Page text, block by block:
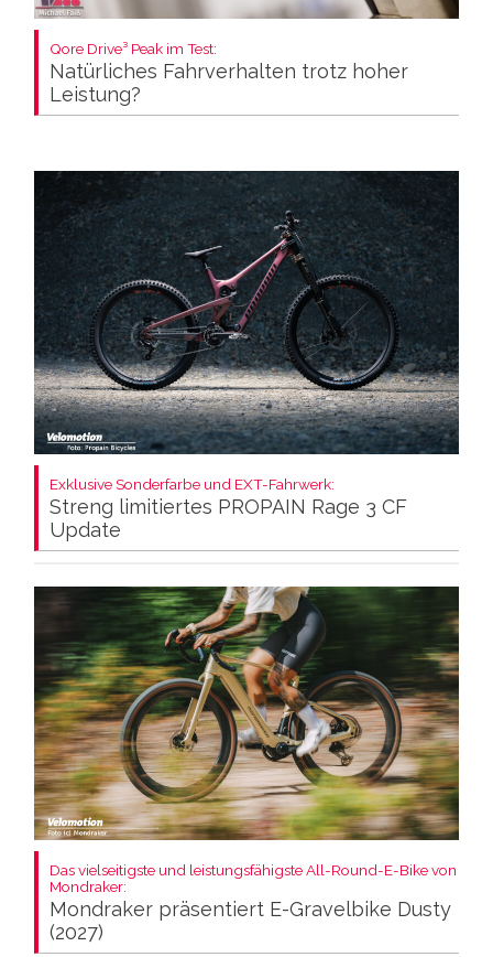
Qore Drive³ Peak im Test:
Natürliches Fahrverhalten trotz hoher
Leistung?
Exklusive Sonderfarbe und EXT-Fahrwerk:
Streng limitiertes PROPAIN Rage 3 CF
Update
Das vielseitigste und leistungsfähigste All-Round-E-Bike von
Mondraker:
Mondraker präsentiert E-Gravelbike Dusty
(2027)